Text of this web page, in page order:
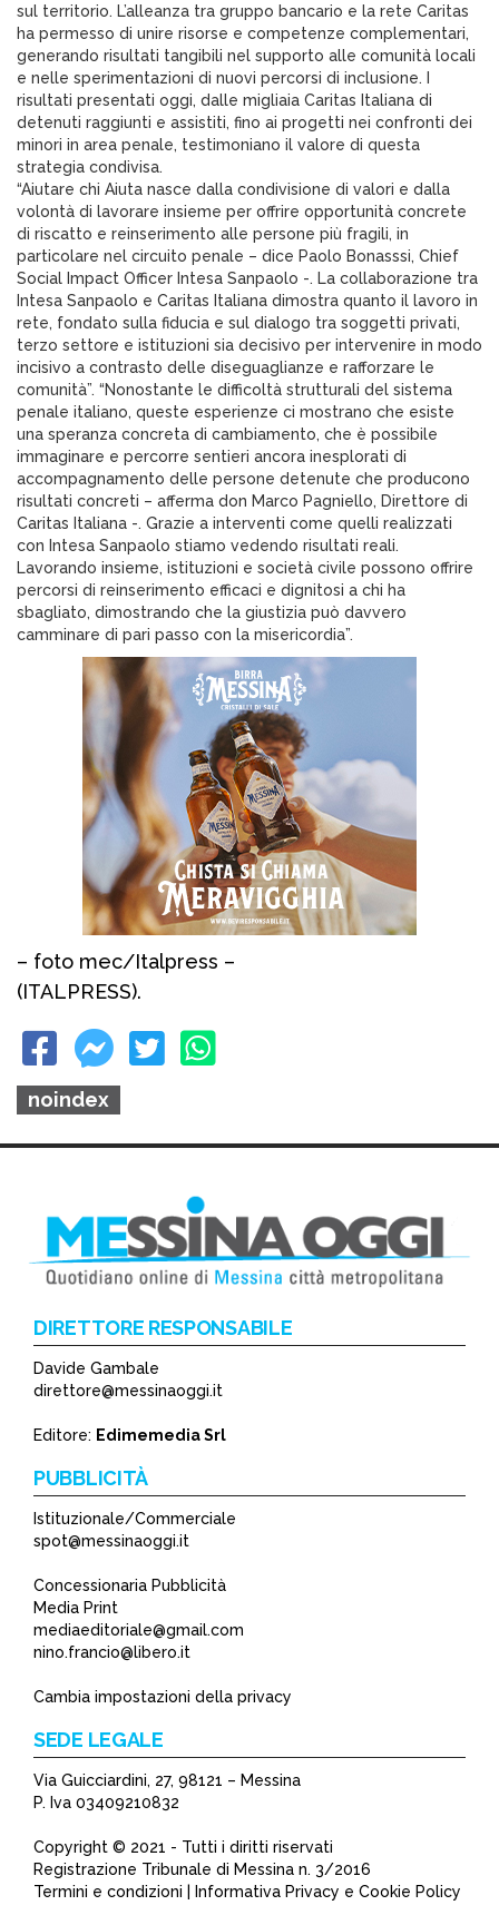
sul territorio. L’alleanza tra gruppo bancario e la rete Caritas
ha permesso di unire risorse e competenze complementari,
generando risultati tangibili nel supporto alle comunità locali
e nelle sperimentazioni di nuovi percorsi di inclusione. I
risultati presentati oggi, dalle migliaia Caritas Italiana di
detenuti raggiunti e assistiti, fino ai progetti nei confronti dei
minori in area penale, testimoniano il valore di questa
strategia condivisa.
“Aiutare chi Aiuta nasce dalla condivisione di valori e dalla
volontà di lavorare insieme per offrire opportunità concrete
di riscatto e reinserimento alle persone più fragili, in
particolare nel circuito penale – dice Paolo Bonasssi, Chief
Social Impact Officer Intesa Sanpaolo -. La collaborazione tra
Intesa Sanpaolo e Caritas Italiana dimostra quanto il lavoro in
rete, fondato sulla fiducia e sul dialogo tra soggetti privati,
terzo settore e istituzioni sia decisivo per intervenire in modo
incisivo a contrasto delle diseguaglianze e rafforzare le
comunità”. “Nonostante le difficoltà strutturali del sistema
penale italiano, queste esperienze ci mostrano che esiste
una speranza concreta di cambiamento, che è possibile
immaginare e percorre sentieri ancora inesplorati di
accompagnamento delle persone detenute che producono
risultati concreti – afferma don Marco Pagniello, Direttore di
Caritas Italiana -. Grazie a interventi come quelli realizzati
con Intesa Sanpaolo stiamo vedendo risultati reali.
Lavorando insieme, istituzioni e società civile possono offrire
percorsi di reinserimento efficaci e dignitosi a chi ha
sbagliato, dimostrando che la giustizia può davvero
camminare di pari passo con la misericordia”.
– foto mec/Italpress –
(ITALPRESS).
noindex
DIRETTORE RESPONSABILE
Davide Gambale
direttore@messinaoggi.it
Editore: Edimemedia Srl
PUBBLICITÀ
Istituzionale/Commerciale
spot@messinaoggi.it
Concessionaria Pubblicità
Media Print
mediaeditoriale@gmail.com
nino.francio@libero.it
Cambia impostazioni della privacy
SEDE LEGALE
Via Guicciardini, 27, 98121 – Messina
P. Iva 03409210832
Copyright © 2021 - Tutti i diritti riservati
Registrazione Tribunale di Messina n. 3/2016
Termini e condizioni | Informativa Privacy e Cookie Policy